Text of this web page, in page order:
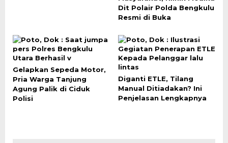
Dit Polair Polda Bengkulu
Resmi di Buka
Gelapkan Sepeda Motor,
Pria Warga Tanjung
Agung Palik di Ciduk
Polisi
Diganti ETLE, Tilang
Manual Ditiadakan? Ini
Penjelasan Lengkapnya